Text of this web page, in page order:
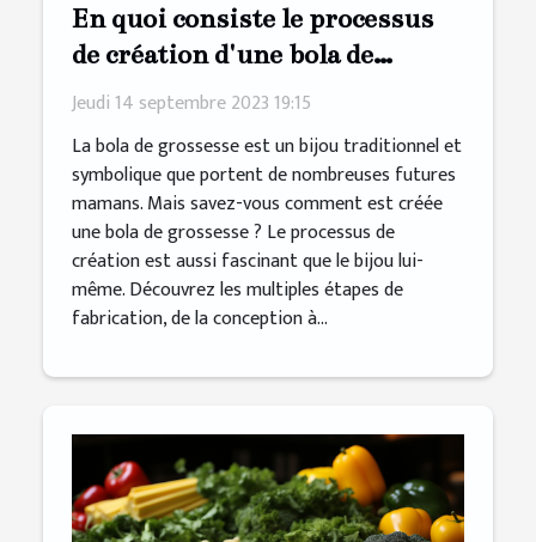
En quoi consiste le processus
de création d'une bola de
grossesse
Jeudi 14 septembre 2023 19:15
La bola de grossesse est un bijou traditionnel et
symbolique que portent de nombreuses futures
mamans. Mais savez-vous comment est créée
une bola de grossesse ? Le processus de
création est aussi fascinant que le bijou lui-
même. Découvrez les multiples étapes de
fabrication, de la conception à...